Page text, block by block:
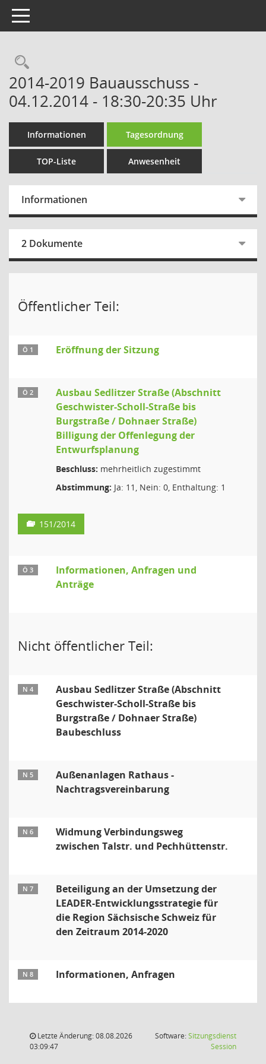
Toggle navigation
Rechercheauswahl
2014-2019 Bauausschuss -
04.12.2014 - 18:30-20:35 Uhr
Informationen Tagesordnung
TOP-Liste Anwesenheit
Informationen
2 Dokumente
Öffentlicher Teil:
Ö 1 Eröffnung der Sitzung
Ö 2
Ausbau Sedlitzer Straße (Abschnitt
Geschwister-Scholl-Straße bis
Burgstraße / Dohnaer Straße)
Billigung der Offenlegung der
Entwurfsplanung
Beschluss: mehrheitlich zugestimmt
Abstimmung: Ja: 11, Nein: 0, Enthaltung: 1
151/2014
Ö 3
Informationen, Anfragen und
Anträge
Nicht öffentlicher Teil:
N 4
Ausbau Sedlitzer Straße (Abschnitt
Geschwister-Scholl-Straße bis
Burgstraße / Dohnaer Straße)
Baubeschluss
N 5
Außenanlagen Rathaus -
Nachtragsvereinbarung
N 6
Widmung Verbindungsweg
zwischen Talstr. und Pechhüttenstr.
N 7
Beteiligung an der Umsetzung der
LEADER-Entwicklungsstrategie für
die Region Sächsische Schweiz für
den Zeitraum 2014-2020
N 8 Informationen, Anfragen
Letzte Änderung: 08.08.2026
03:09:47
Software:Sitzungsdienst
Session(Wird in